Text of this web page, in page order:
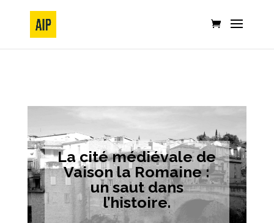
La cité médiévale de
Vaison la Romaine :
un saut dans
l’histoire.